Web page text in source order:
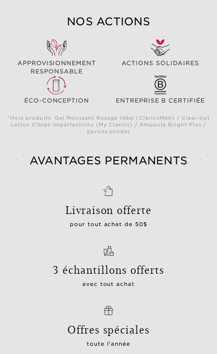
NOS ACTIONS
APPROVISIONNEMENT
RESPONSABLE
ACTIONS SOLIDAIRES
ÉCO-CONCEPTION ENTREPRISE B CERTIFIÉE
*Hors produits: Gel Moussant Rasage Idéal (ClarinsMen) / Clear-out
Lotion Ciblée Imperfections (My Clarins) / Ampoule Bright Plus /
Savons solides
AVANTAGES PERMANENTS
Livraison offerte
pour tout achat de 50$
3 échantillons offerts
avec tout achat
Offres spéciales
toute l'année